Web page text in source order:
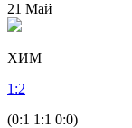
21 Май
ХИМ
1 :2
(0:1 1:1 0:0)